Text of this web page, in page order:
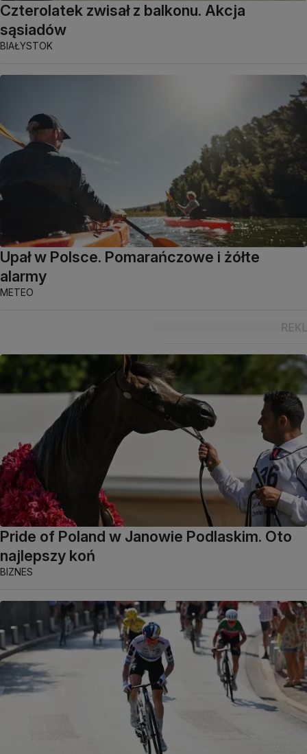
Czterolatek zwisał z balkonu. Akcja
sąsiadów
BIAŁYSTOK
Upał w Polsce. Pomarańczowe i żółte
alarmy
METEO
Pride of Poland w Janowie Podlaskim. Oto
najlepszy koń
BIZNES